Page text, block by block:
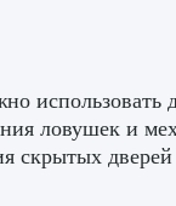
использовать
ловушек и
скрытых